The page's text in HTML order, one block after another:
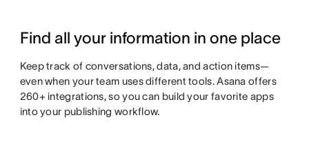
Find all your information in one place
Keep track of conversations, data, and action items—
even when your team uses different tools. Asana offers
260+ integrations, so you can build your favorite apps
into your publishing workflow.